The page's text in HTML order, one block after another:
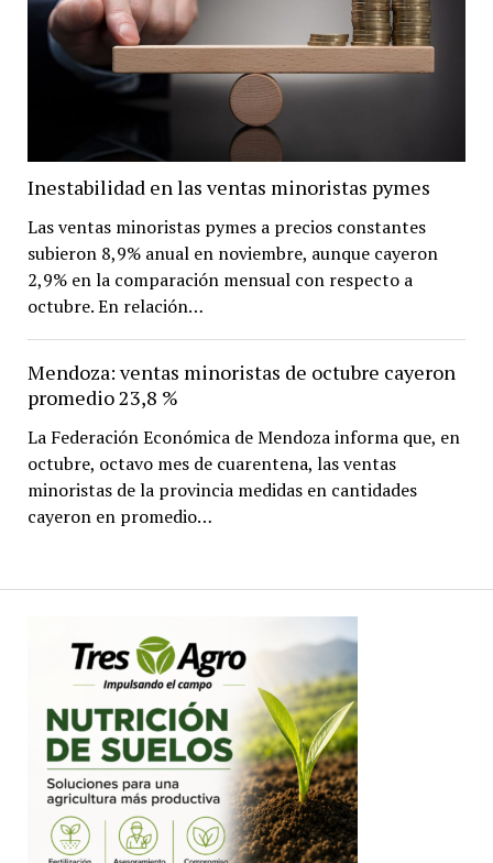
Inestabilidad en las ventas minoristas pymes
Las ventas minoristas pymes a precios constantes
subieron 8,9% anual en noviembre, aunque cayeron
2,9% en la comparación mensual con respecto a
octubre. En relación…
Mendoza: ventas minoristas de octubre cayeron
promedio 23,8 %
La Federación Económica de Mendoza informa que, en
octubre, octavo mes de cuarentena, las ventas
minoristas de la provincia medidas en cantidades
cayeron en promedio…